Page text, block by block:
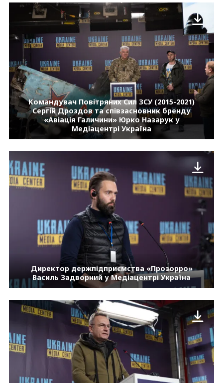
Командувач Повітряних Сил ЗСУ (2015-2021)
Сергій Дроздов та співзасновник бренду
«Авіація Галичини» Юрко Назарук у
Медіацентрі Україна
Директор держпідприємства «Прозорро»
Василь Задворний у Медіацентрі Україна